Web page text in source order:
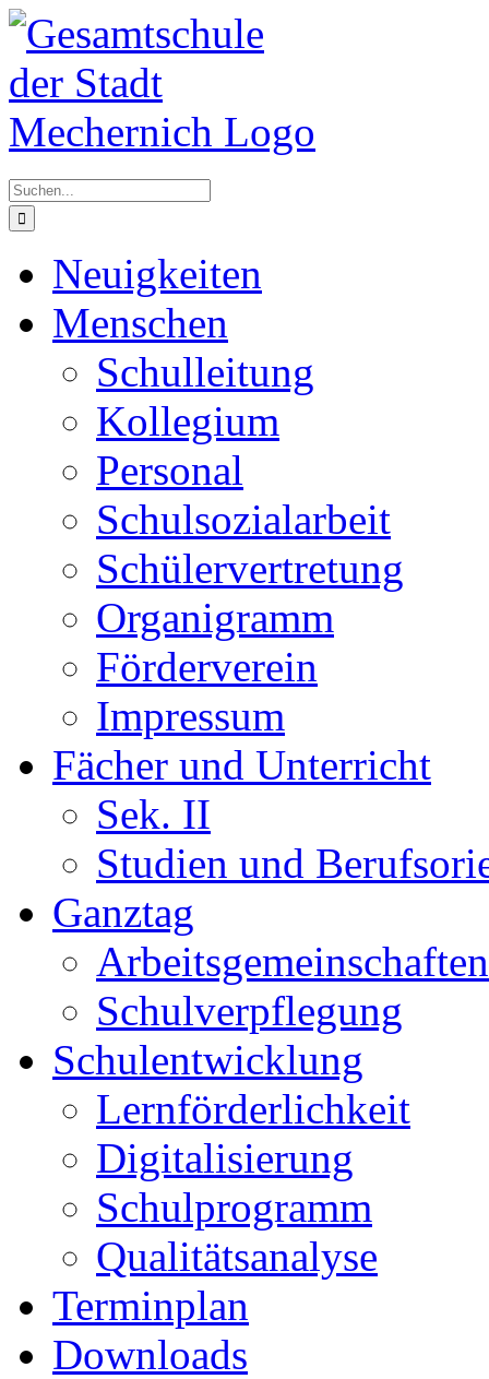
Zum
Inhalt
springen
nach:
Neuigkeiten
Menschen
Schulleitung
Kollegium
Personal
Schulsozialarbeit
Schülervertretung
Organigramm
Förderverein
Impressum
Fächer und Unterricht
Sek. II
Studien und
Ganztag
Arbeitsgemeinschaften
Schulverpflegung
Schulentwicklung
Lernförderlichkeit
Digitalisierung
Schulprogramm
Qualitätsanalyse
Terminplan
Downloads